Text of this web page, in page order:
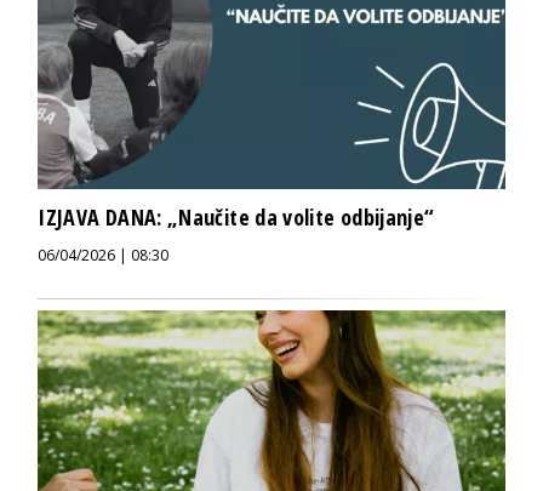
IZJAVA DANA: „Naučite da volite odbijanje“
06/04/2026 | 08:30